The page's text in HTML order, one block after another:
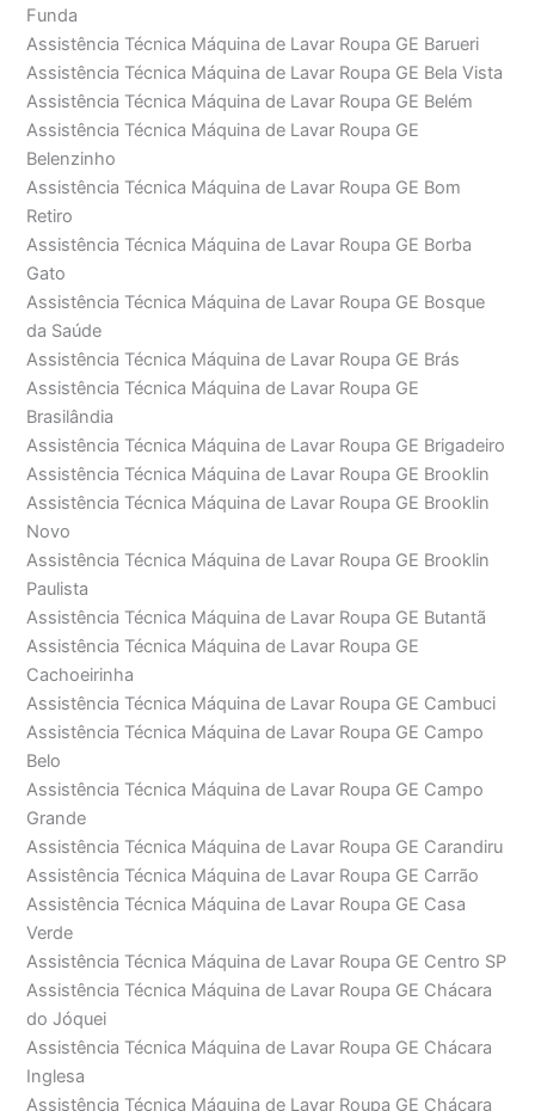
Funda
Assistência Técnica Máquina de Lavar Roupa GE Barueri
Assistência Técnica Máquina de Lavar Roupa GE Bela Vista
Assistência Técnica Máquina de Lavar Roupa GE Belém
Assistência Técnica Máquina de Lavar Roupa GE
Belenzinho
Assistência Técnica Máquina de Lavar Roupa GE Bom
Retiro
Assistência Técnica Máquina de Lavar Roupa GE Borba
Gato
Assistência Técnica Máquina de Lavar Roupa GE Bosque
da Saúde
Assistência Técnica Máquina de Lavar Roupa GE Brás
Assistência Técnica Máquina de Lavar Roupa GE
Brasilândia
Assistência Técnica Máquina de Lavar Roupa GE Brigadeiro
Assistência Técnica Máquina de Lavar Roupa GE Brooklin
Assistência Técnica Máquina de Lavar Roupa GE Brooklin
Novo
Assistência Técnica Máquina de Lavar Roupa GE Brooklin
Paulista
Assistência Técnica Máquina de Lavar Roupa GE Butantã
Assistência Técnica Máquina de Lavar Roupa GE
Cachoeirinha
Assistência Técnica Máquina de Lavar Roupa GE Cambuci
Assistência Técnica Máquina de Lavar Roupa GE Campo
Belo
Assistência Técnica Máquina de Lavar Roupa GE Campo
Grande
Assistência Técnica Máquina de Lavar Roupa GE Carandiru
Assistência Técnica Máquina de Lavar Roupa GE Carrão
Assistência Técnica Máquina de Lavar Roupa GE Casa
Verde
Assistência Técnica Máquina de Lavar Roupa GE Centro SP
Assistência Técnica Máquina de Lavar Roupa GE Chácara
do Jóquei
Assistência Técnica Máquina de Lavar Roupa GE Chácara
Inglesa
Assistência Técnica Máquina de Lavar Roupa GE Chácara